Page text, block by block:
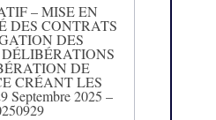
– MISE EN
DES CONTRATS
DES
DE
CRÉANT LES
Septembre 2025 –